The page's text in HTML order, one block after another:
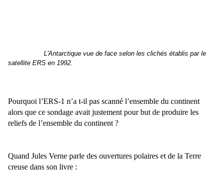
L'Antarctique vue de face selon les clichés établis par le
satellite ERS en 1992.
Pourquoi l’ERS-1 n’a t-il pas scanné l’ensemble du continent
alors que ce sondage avait justement pour but de produire les
reliefs de l’ensemble du continent ?
Quand Jules Verne parle des ouvertures polaires et de la Terre
creuse dans son livre :